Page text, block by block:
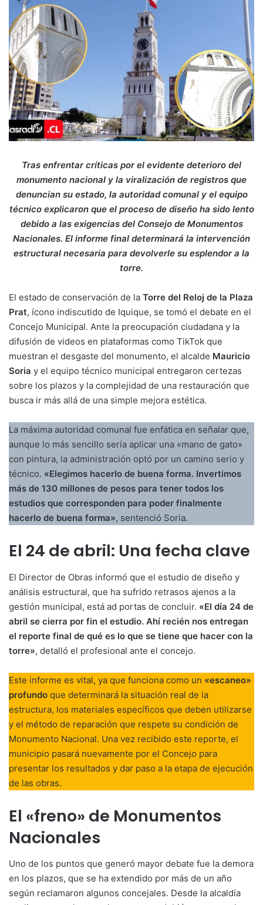
Tras enfrentar críticas por el evidente deterioro del
monumento nacional y la viralización de registros que
denuncian su estado, la autoridad comunal y el equipo
técnico explicaron que el proceso de diseño ha sido lento
debido a las exigencias del Consejo de Monumentos
Nacionales. El informe final determinará la intervención
estructural necesaria para devolverle su esplendor a la
torre.
El estado de conservación de la Torre del Reloj de la Plaza
Prat, ícono indiscutido de Iquique, se tomó el debate en el
Concejo Municipal. Ante la preocupación ciudadana y la
difusión de videos en plataformas como TikTok que
muestran el desgaste del monumento, el alcalde Mauricio
Soria y el equipo técnico municipal entregaron certezas
sobre los plazos y la complejidad de una restauración que
busca ir más allá de una simple mejora estética.
La máxima autoridad comunal fue enfática en señalar que,
aunque lo más sencillo sería aplicar una «mano de gato»
con pintura, la administración optó por un camino serio y
técnico. «Elegimos hacerlo de buena forma. Invertimos
más de 130 millones de pesos para tener todos los
estudios que corresponden para poder finalmente
hacerlo de buena forma», sentenció Soria.
El 24 de abril: Una fecha clave
El Director de Obras informó que el estudio de diseño y
análisis estructural, que ha sufrido retrasos ajenos a la
gestión municipal, está ad portas de concluir. «El día 24 de
abril se cierra por fin el estudio. Ahí recién nos entregan
el reporte final de qué es lo que se tiene que hacer con la
torre», detalló el profesional ante el concejo.
Este informe es vital, ya que funciona como un «escaneo»
profundo que determinará la situación real de la
estructura, los materiales específicos que deben utilizarse
y el método de reparación que respete su condición de
Monumento Nacional. Una vez recibido este reporte, el
municipio pasará nuevamente por el Concejo para
presentar los resultados y dar paso a la etapa de ejecución
de las obras.
El «freno» de Monumentos
Nacionales
Uno de los puntos que generó mayor debate fue la demora
en los plazos, que se ha extendido por más de un año
según reclamaron algunos concejales. Desde la alcaldía